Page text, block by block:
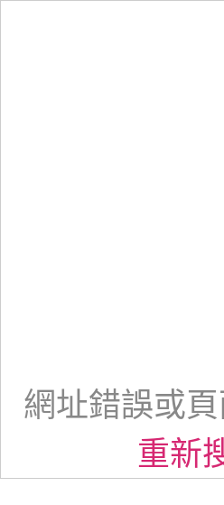
網址錯誤或
重新